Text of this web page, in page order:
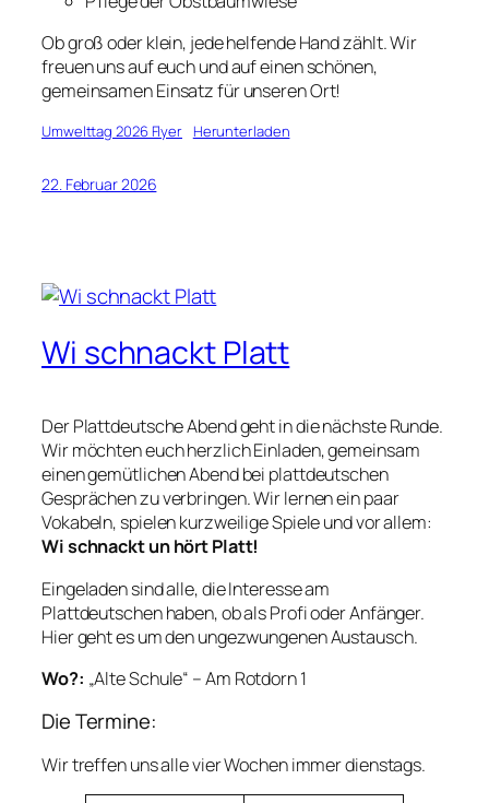
Ob groß oder klein, jede helfende Hand zählt. Wir
freuen uns auf euch und auf einen schönen,
gemeinsamen Einsatz für unseren Ort!
Umwelttag 2026 Flyer Herunterladen
22. Februar 2026
Wi schnackt Platt
Der Plattdeutsche Abend geht in die nächste Runde.
Wir möchten euch herzlich Einladen, gemeinsam
einen gemütlichen Abend bei plattdeutschen
Gesprächen zu verbringen. Wir lernen ein paar
Vokabeln, spielen kurzweilige Spiele und vor allem:
Wi schnackt un hört Platt!
Eingeladen sind alle, die Interesse am
Plattdeutschen haben, ob als Profi oder Anfänger.
Hier geht es um den ungezwungenen Austausch.
Wo?: „Alte Schule“ – Am Rotdorn 1
Die Termine:
Wir treffen uns alle vier Wochen immer dienstags.